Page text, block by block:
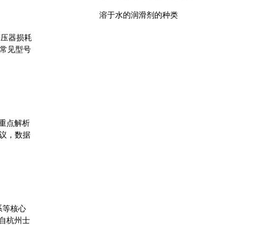
器损耗
见型号
点解析
，数据
等核心
杭州士
溶于水的润滑剂的种类